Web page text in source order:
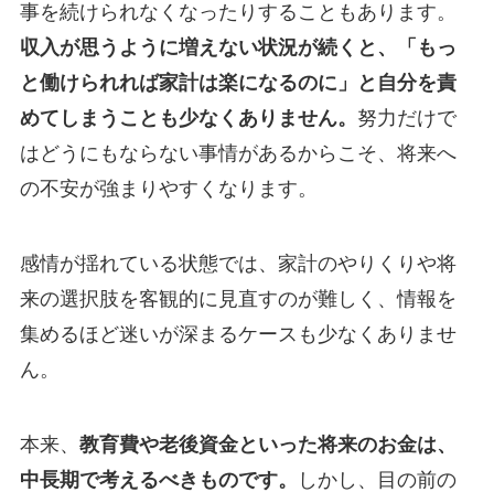
事を続けられなくなったりすることもあります。
収入が思うように増えない状況が続くと、「もっ
と働けられれば家計は楽になるのに」と自分を責
めてしまうことも少なくありません。 努力だけで
はどうにもならない事情があるからこそ、将来へ
の不安が強まりやすくなります。
感情が揺れている状態では、家計のやりくりや将
来の選択肢を客観的に見直すのが難しく、情報を
集めるほど迷いが深まるケースも少なくありませ
ん。
本来、 教育費や老後資金といった将来のお金は、
中長期で考えるべきものです。
しかし、目の前の